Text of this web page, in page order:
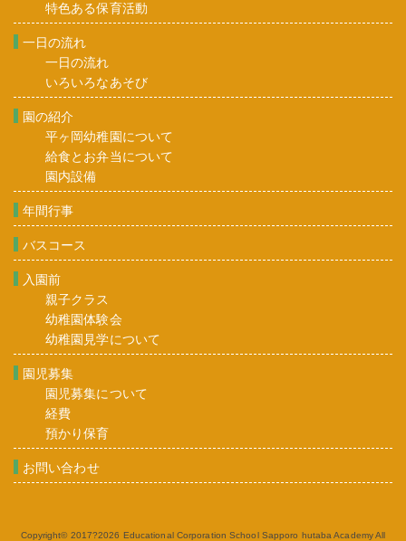
特色ある保育活動
一日の流れ
一日の流れ
いろいろなあそび
園の紹介
平ヶ岡幼稚園について
給食とお弁当について
園内設備
年間行事
バスコース
入園前
親子クラス
幼稚園体験会
幼稚園見学について
園児募集
園児募集について
経費
預かり保育
お問い合わせ
Copyright© 2017?2026 Educational Corporation School Sapporo hutaba AcademyAll